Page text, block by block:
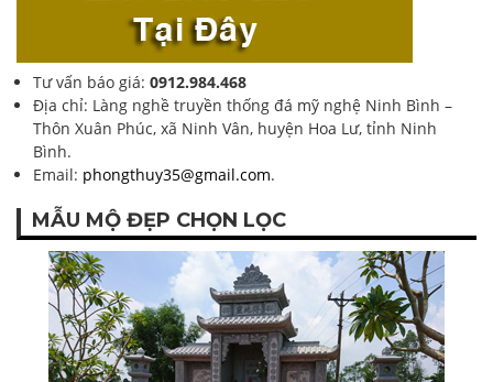
Tư vấn báo giá: 0912.984.468
Địa chỉ: Làng nghề truyền thống đá mỹ nghệ Ninh Bình –
Thôn Xuân Phúc, xã Ninh Vân, huyện Hoa Lư, tỉnh Ninh
Bình.
Email: phongthuy35@gmail.com.
MẪU MỘ ĐẸP CHỌN LỌC